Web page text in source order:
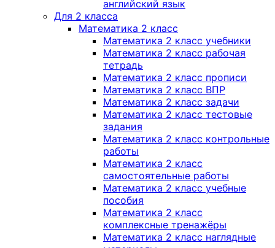
английский язык
Для 2 класса
Математика 2 класс
Математика 2 класс учебники
Математика 2 класс рабочая
тетрадь
Математика 2 класс прописи
Математика 2 класс ВПР
Математика 2 класс задачи
Математика 2 класс тестовые
задания
Математика 2 класс контрольные
работы
Математика 2 класс
самостоятельные работы
Математика 2 класс учебные
пособия
Математика 2 класс
комплексные тренажёры
Математика 2 класс наглядные